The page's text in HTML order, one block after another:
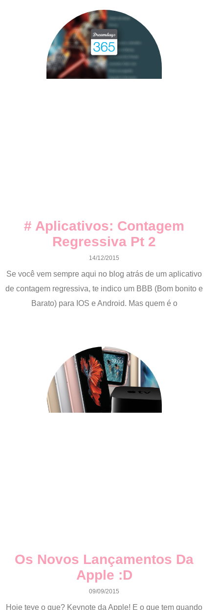
# Aplicativos: Contagem
Regressiva Pt 2
14/12/2015
Se você vem sempre aqui no blog atrás de um aplicativo
de contagem regressiva, te indico um BBB (Bom bonito e
Barato) para IOS e Android. Mas quem é o
Os Novos Lançamentos Da
Apple :D
09/09/2015
Hoje teve o que? Keynote da Apple! E o que tem quando